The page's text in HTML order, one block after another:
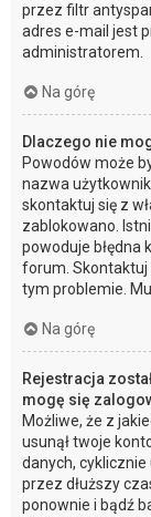
przez filtr
adres e-mail jest
administratorem.
Na górę
Dlaczego nie
Powodów może
nazwa
skontaktuj się z
zablokowano.
powoduje błędna
forum. Skontaktuj
tym problemie.
Na górę
Rejestracja
mogę się
Możliwe, że z
usunął twoje
danych,
przez dłuższy
ponownie i bądź